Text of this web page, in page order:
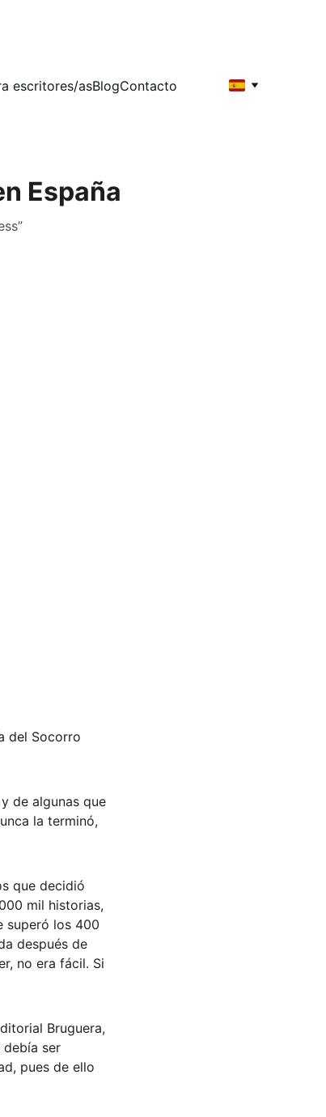
escritores/asBlogContacto
España
del Socorro
de algunas que
la terminó,
que decidió
mil historias,
superó los 400
después de
no era fácil. Si
Bruguera,
debía ser
pues de ello